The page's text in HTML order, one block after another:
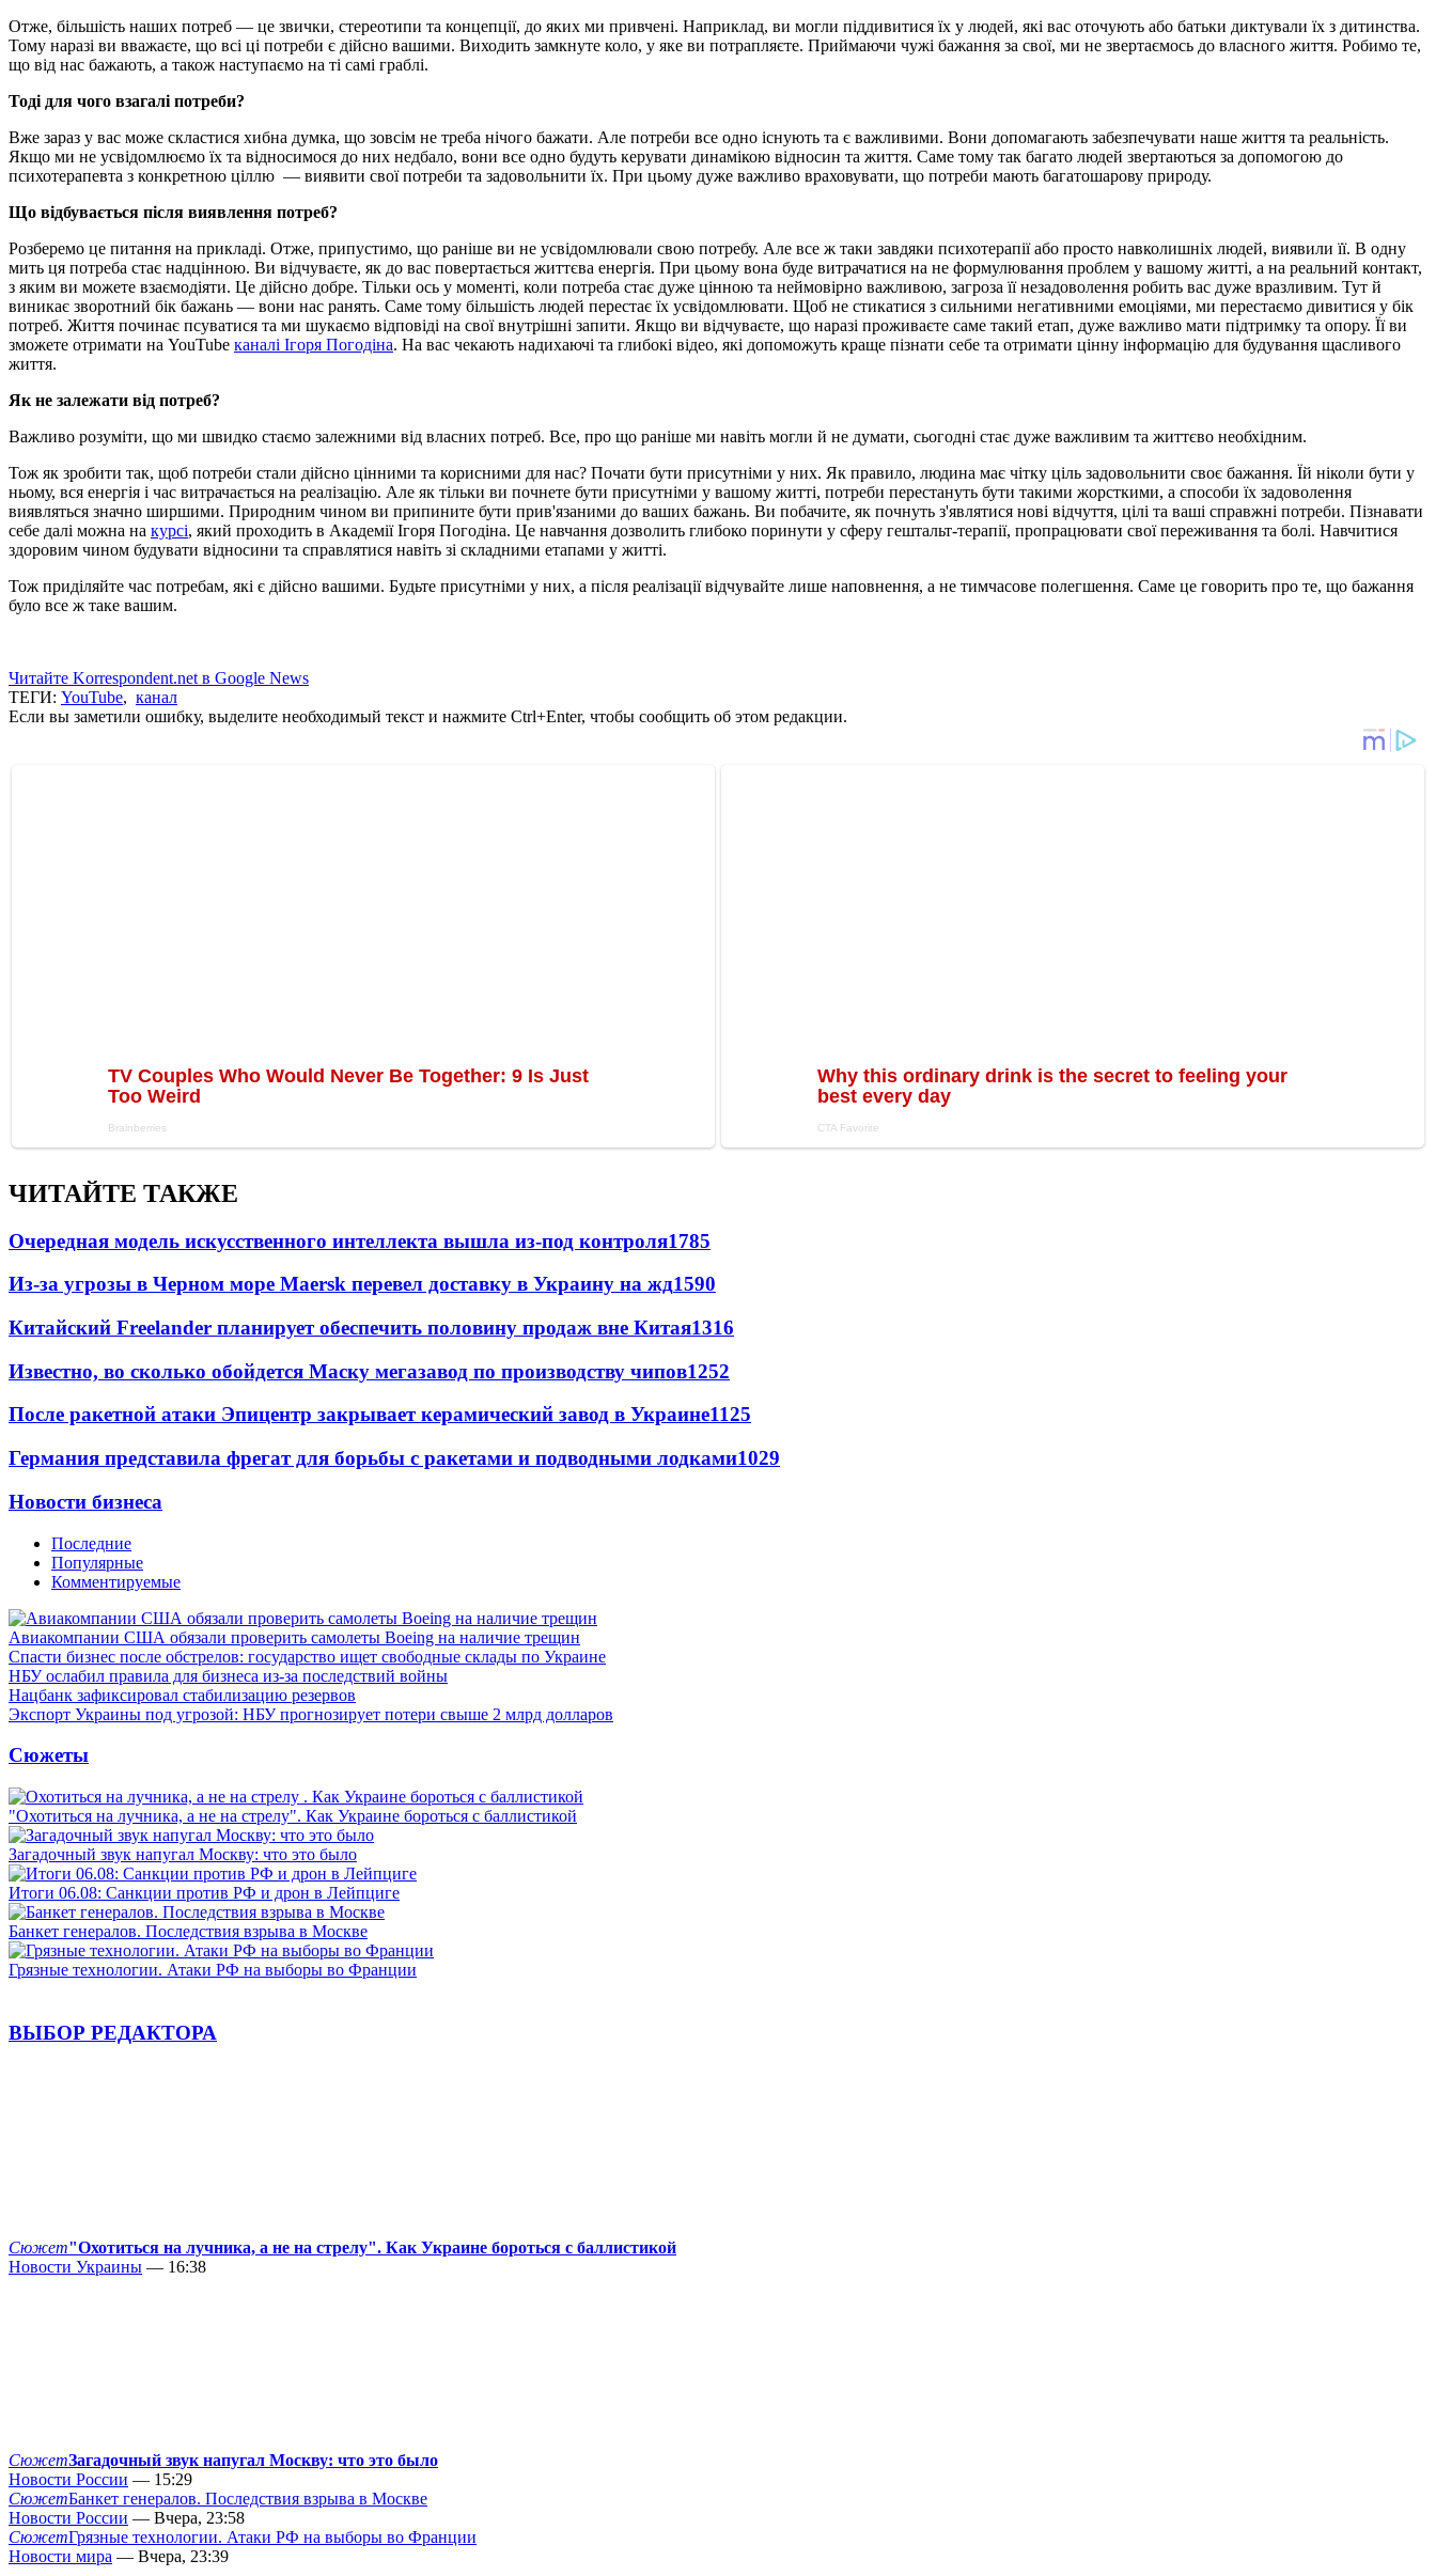
Отже, більшість наших потреб — це звички, стереотипи та концепції, до яких ми привчені. Наприклад, ви могли піддивитися їх у людей, які вас оточують або батьки диктували їх з дитинства.
Тому наразі ви вважаєте, що всі ці потреби є дійсно вашими. Виходить замкнуте коло, у яке ви потрапляєте. Приймаючи чужі бажання за свої, ми не звертаємось до власного життя. Робимо те,
що від нас бажають, а також наступаємо на ті самі граблі.
Тоді для чого взагалі потреби?
Вже зараз у вас може скластися хибна думка, що зовсім не треба нічого бажати. Але потреби все одно існують та є важливими. Вони допомагають забезпечувати наше життя та реальність.
Якщо ми не усвідомлюємо їх та відносимося до них недбало, вони все одно будуть керувати динамікою відносин та життя. Саме тому так багато людей звертаються за допомогою до
психотерапевта з конкретною ціллю — виявити свої потреби та задовольнити їх. При цьому дуже важливо враховувати, що потреби мають багатошарову природу.
Що відбувається після виявлення потреб?
Розберемо це питання на прикладі. Отже, припустимо, що раніше ви не усвідомлювали свою потребу. Але все ж таки завдяки психотерапії або просто навколишніх людей, виявили її. В одну
мить ця потреба стає надцінною. Ви відчуваєте, як до вас повертається життєва енергія. При цьому вона буде витрачатися на не формулювання проблем у вашому житті, а на реальний контакт,
з яким ви можете взаємодіяти. Це дійсно добре. Тільки ось у моменті, коли потреба стає дуже цінною та неймовірно важливою, загроза її незадоволення робить вас дуже вразливим. Тут й
виникає зворотний бік бажань — вони нас ранять. Саме тому більшість людей перестає їх усвідомлювати. Щоб не стикатися з сильними негативними емоціями, ми перестаємо дивитися у бік
потреб. Життя починає псуватися та ми шукаємо відповіді на свої внутрішні запити. Якщо ви відчуваєте, що наразі проживаєте саме такий етап, дуже важливо мати підтримку та опору. Її ви
зможете отримати на YouTube каналі Ігоря Погодіна. На вас чекають надихаючі та глибокі відео, які допоможуть краще пізнати себе та отримати цінну інформацію для будування щасливого
життя.
Як не залежати від потреб?
Важливо розуміти, що ми швидко стаємо залежними від власних потреб. Все, про що раніше ми навіть могли й не думати, сьогодні стає дуже важливим та життєво необхідним.
Тож як зробити так, щоб потреби стали дійсно цінними та корисними для нас? Почати бути присутніми у них. Як правило, людина має чітку ціль задовольнити своє бажання. Їй ніколи бути у
ньому, вся енергія і час витрачається на реалізацію. Але як тільки ви почнете бути присутніми у вашому житті, потреби перестануть бути такими жорсткими, а способи їх задоволення
виявляться значно ширшими. Природним чином ви припините бути прив'язаними до ваших бажань. Ви побачите, як почнуть з'являтися нові відчуття, цілі та ваші справжні потреби. Пізнавати
себе далі можна на курсі, який проходить в Академії Ігоря Погодіна. Це навчання дозволить глибоко поринути у сферу гештальт-терапії, пропрацювати свої переживання та болі. Навчитися
здоровим чином будувати відносини та справлятися навіть зі складними етапами у житті.
Тож приділяйте час потребам, які є дійсно вашими. Будьте присутніми у них, а після реалізації відчувайте лише наповнення, а не тимчасове полегшення. Саме це говорить про те, що бажання
було все ж таке вашим.
Читайте Korrespondent.net в Google News
ТЕГИ: YouTube, канал
Если вы заметили ошибку, выделите необходимый текст и нажмите Ctrl+Enter, чтобы сообщить об этом редакции.
ЧИТАЙТЕ ТАКЖЕ
Очередная модель искусственного интеллекта вышла из-под контроля1785
Из-за угрозы в Черном море Maersk перевел доставку в Украину на жд1590
Китайский Freelander планирует обеспечить половину продаж вне Китая1316
Известно, во сколько обойдется Маску мегазавод по производству чипов1252
После ракетной атаки Эпицентр закрывает керамический завод в Украине1125
Германия представила фрегат для борьбы с ракетами и подводными лодками1029
Новости бизнеса
Последние
Популярные
Комментируемые
Авиакомпании США обязали проверить самолеты Boeing на наличие трещин
Спасти бизнес после обстрелов: государство ищет свободные склады по Украине
НБУ ослабил правила для бизнеса из-за последствий войны
Нацбанк зафиксировал стабилизацию резервов
Экспорт Украины под угрозой: НБУ прогнозирует потери свыше 2 млрд долларов
Сюжеты
"Охотиться на лучника, а не на стрелу". Как Украине бороться с баллистикой
Загадочный звук напугал Москву: что это было
Итоги 06.08: Санкции против РФ и дрон в Лейпциге
Банкет генералов. Последствия взрыва в Москве
Грязные технологии. Атаки РФ на выборы во Франции
ВЫБОР РЕДАКТОРА
Сюжет"Охотиться на лучника, а не на стрелу". Как Украине бороться с баллистикой
Новости Украины — 16:38
СюжетЗагадочный звук напугал Москву: что это было
Новости России — 15:29
СюжетБанкет генералов. Последствия взрыва в Москве
Новости России — Вчера, 23:58
СюжетГрязные технологии. Атаки РФ на выборы во Франции
Новости мира — Вчера, 23:39